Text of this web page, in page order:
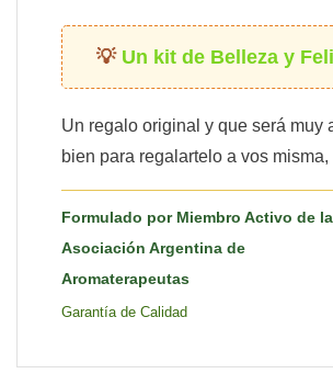
Un kit de Belleza y
Un regalo original y que será muy
bien para regalartelo a vos misma,
Formulado por Miembro Activo de la
Asociación Argentina de
Aromaterapeutas
Garantía de Calidad